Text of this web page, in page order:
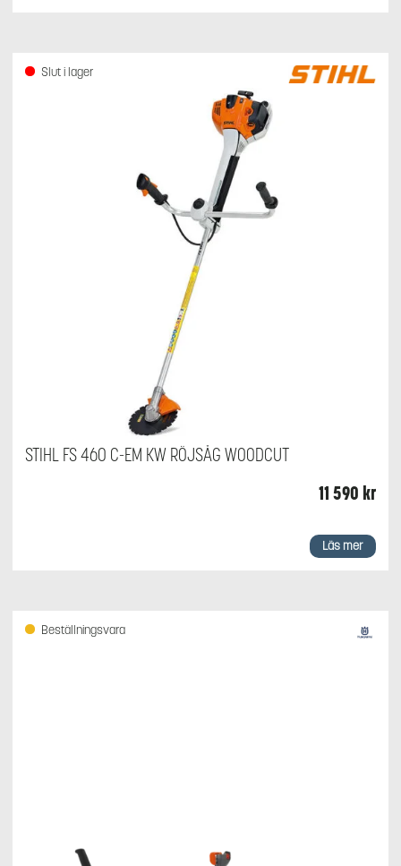
STIHL FS 460 C-EM KW RÖJSÅG WOODCUT
11 590 kr
Slut i lager
Läs mer
Beställningsvara